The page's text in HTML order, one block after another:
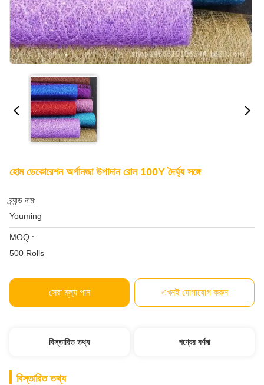
হোম ডেকোরেশন অর্গানজা উপাদান রোল 100Y দৈর্ঘ্য সঙ্গে
ব্র্যান্ড নাম:
Youming
MOQ.:
500 Rolls
সেরা মূল্য পান এখনই যোগাযোগ করুন
বিস্তারিত তথ্য পণ্যের বর্ণনা
বিস্তারিত তথ্য